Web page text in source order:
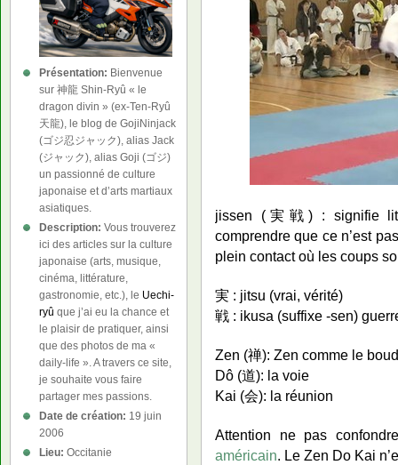
jissen (実戦) : signifie
comprendre que ce n’est
plein contact où les coups
実 : jitsu (vrai, vérité)
戦 : ikusa (suffixe -sen)
Zen (禅): Zen comme le
Dô (道): la voie
Kai (会): la réunion
Attention ne pas
américain. Le Zen Do Kai
Présentation: Bienvenue
sur 神龍 Shin-Ryû « le
dragon divin » (ex-Ten-Ryû
天龍), le blog de GojiNinjack
(ゴジ忍ジャック), alias Jack
(ジャック), alias Goji (ゴジ)
un passionné de culture
japonaise et d’arts martiaux
asiatiques.
Description: Vous trouverez
ici des articles sur la culture
japonaise (arts, musique,
cinéma, littérature,
gastronomie, etc.), le Uechi-
ryû que j’ai eu la chance et
le plaisir de pratiquer, ainsi
que des photos de ma «
daily-life ». A travers ce site,
je souhaite vous faire
partager mes passions.
Date de création: 19 juin
2006
Lieu: Occitanie